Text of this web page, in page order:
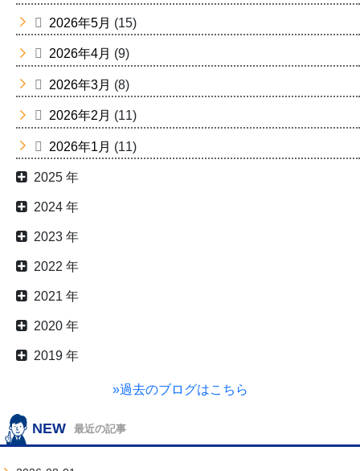
2026年5月 (15)
2026年4月 (9)
2026年3月 (8)
2026年2月 (11)
2026年1月 (11)
2025 年
2024 年
2023 年
2022 年
2021 年
2020 年
2019 年
»過去のブログはこちら
NEW 最近の記事